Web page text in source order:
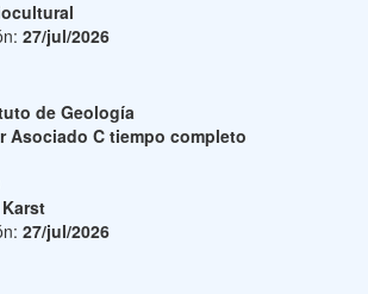
27/jul/2026
de Geología
Asociado C tiempo completo
27/jul/2026